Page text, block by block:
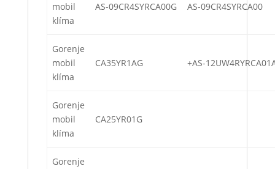
mobil
klíma
AS-09CR4SYRCA00G AS-09CR4SYRCA00
Gorenje
mobil
klíma
CA35YR1AG +AS-
Gorenje
mobil
klíma
CA25YR01G
Gorenje